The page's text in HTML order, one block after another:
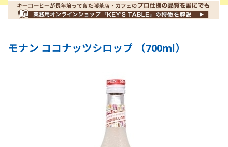
モナン ココナッツシロップ （700ml）